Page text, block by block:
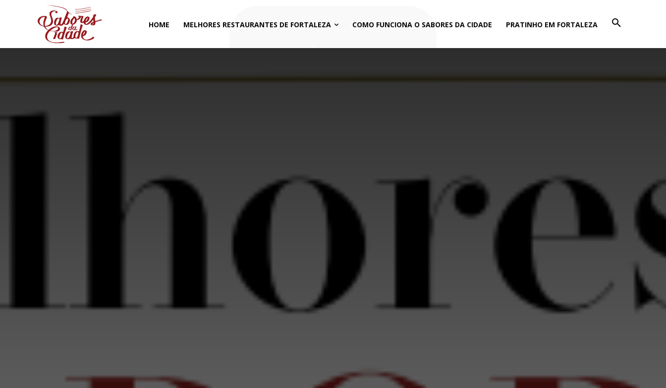
HOME MELHORES RESTAURANTES DE FORTALEZA COMO FUNCIONA O SABORES DA CIDADE PRATINHO EM FORTALEZA